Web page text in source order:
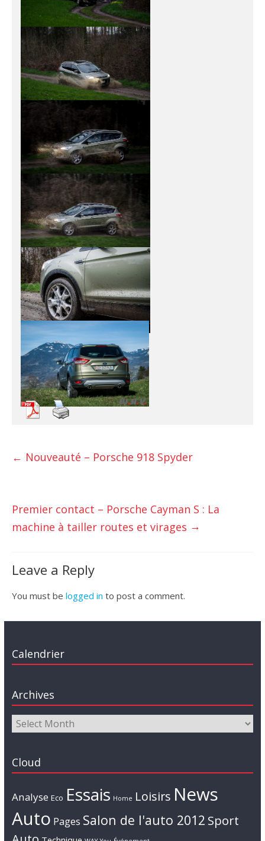
← Nouveauté – Porsche 918 Spyder
Premier contact – Porsche Cayman S : La
machine à tailler routes et virages →
Leave a Reply
You must be logged in to post a comment.
Calendrier
Archives
Cloud
Analyse Eco Essais Home Loisirs News
Auto Pages Salon de l'auto 2012 Sport